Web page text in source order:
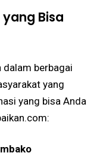
Bisa
dalam berbagai
yang
yang bisa Anda